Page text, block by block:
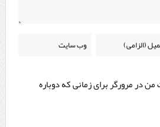
در مرورگر برای زمانی که دوباره